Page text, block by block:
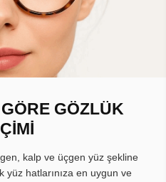
GÖZLÜK
kalp ve üçgen yüz şekline
hatlarınıza en uygun ve